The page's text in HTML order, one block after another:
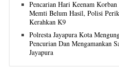
Pencarian Hari Keenam
Memti Belum Hasil, Polisi
Kerahkan K9
Polresta Jayapura Kota
Pencurian Dan Mengamankan
Jayapura